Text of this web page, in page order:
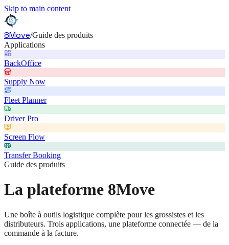
Skip to main content
8Move/Guide des produits
Applications
BackOffice
Supply Now
Fleet Planner
Driver Pro
Screen Flow
Transfer Booking
Guide des produits
La plateforme 8Move
Une boîte à outils logistique complète pour les grossistes et les
distributeurs. Trois applications, une plateforme connectée — de la
commande à la facture.